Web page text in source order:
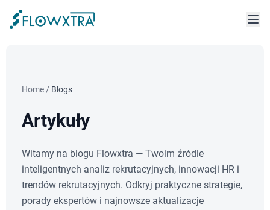
Home / Blogs
Artykuły
Witamy na blogu Flowxtra — Twoim źródle
inteligentnych analiz rekrutacyjnych, innowacji HR i
trendów rekrutacyjnych. Odkryj praktyczne strategie,
porady ekspertów i najnowsze aktualizacje